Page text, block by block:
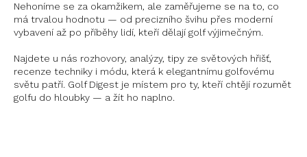
Nehoníme se za okamžikem, ale zaměřujeme se na to, co
má trvalou hodnotu — od precizního švihu přes moderní
vybavení až po příběhy lidí, kteří dělají golf výjimečným.
Najdete u nás rozhovory, analýzy, tipy ze světových hřišť,
recenze techniky i módu, která k elegantnímu golfovému
světu patří. Golf Digest je místem pro ty, kteří chtějí rozumět
golfu do hloubky — a žít ho naplno.